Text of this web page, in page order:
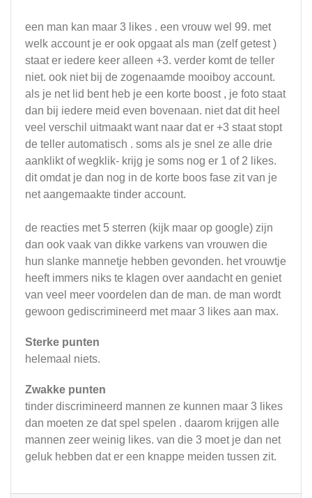
een man kan maar 3 likes . een vrouw wel 99. met
welk account je er ook opgaat als man (zelf getest )
staat er iedere keer alleen +3. verder komt de teller
niet. ook niet bij de zogenaamde mooiboy account.
als je net lid bent heb je een korte boost , je foto staat
dan bij iedere meid even bovenaan. niet dat dit heel
veel verschil uitmaakt want naar dat er +3 staat stopt
de teller automatisch . soms als je snel ze alle drie
aanklikt of wegklik- krijg je soms nog er 1 of 2 likes.
dit omdat je dan nog in de korte boos fase zit van je
net aangemaakte tinder account.
de reacties met 5 sterren (kijk maar op google) zijn
dan ook vaak van dikke varkens van vrouwen die
hun slanke mannetje hebben gevonden. het vrouwtje
heeft immers niks te klagen over aandacht en geniet
van veel meer voordelen dan de man. de man wordt
gewoon gediscrimineerd met maar 3 likes aan max.
Sterke punten
helemaal niets.
Zwakke punten
tinder discrimineerd mannen ze kunnen maar 3 likes
dan moeten ze dat spel spelen . daarom krijgen alle
mannen zeer weinig likes. van die 3 moet je dan net
geluk hebben dat er een knappe meiden tussen zit.